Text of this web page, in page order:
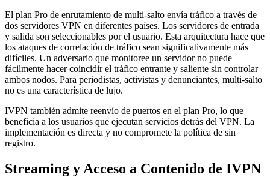
El plan Pro de enrutamiento de multi-salto envía tráfico a través de
dos servidores VPN en diferentes países. Los servidores de entrada
y salida son seleccionables por el usuario. Esta arquitectura hace que
los ataques de correlación de tráfico sean significativamente más
difíciles. Un adversario que monitoree un servidor no puede
fácilmente hacer coincidir el tráfico entrante y saliente sin controlar
ambos nodos. Para periodistas, activistas y denunciantes, multi-salto
no es una característica de lujo.
IVPN también admite reenvío de puertos en el plan Pro, lo que
beneficia a los usuarios que ejecutan servicios detrás del VPN. La
implementación es directa y no compromete la política de sin
registro.
Streaming y Acceso a Contenido de IVPN